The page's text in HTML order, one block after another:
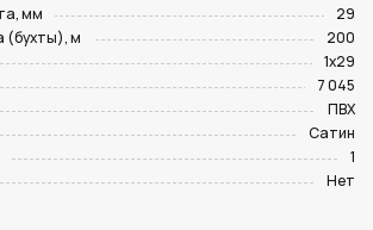
мм
29
(бухты), м
200
1х29
7 045
ПВХ
Сатин
1
Нет